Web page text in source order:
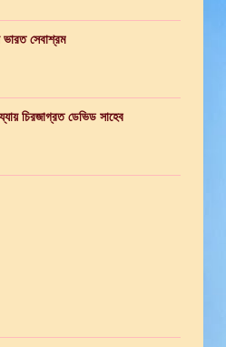
ভারত সেবাশ্রম
চিরজাগ্রত ডেভিড সাহেব